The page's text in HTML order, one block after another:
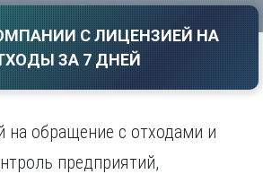
Севастополь
Симферополь
Т
С ЛИЦЕНЗИЕЙ НА
ЗА 7 ДНЕЙ
на обращение с отходами и
предприятий,